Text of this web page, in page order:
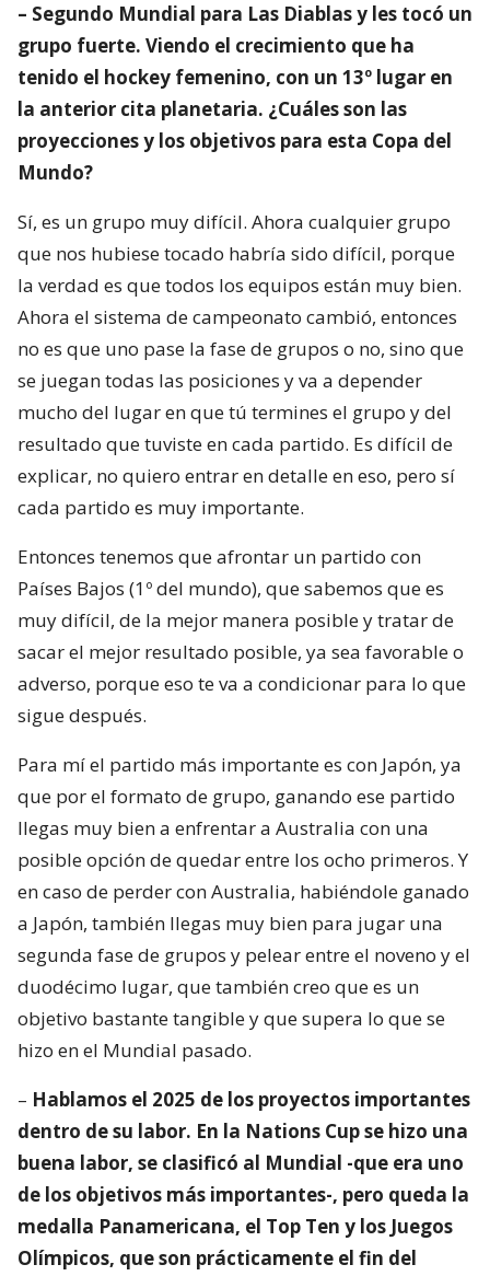
– Segundo Mundial para Las Diablas y les tocó un
grupo fuerte. Viendo el crecimiento que ha
tenido el hockey femenino, con un 13º lugar en
la anterior cita planetaria. ¿Cuáles son las
proyecciones y los objetivos para esta Copa del
Mundo?
Sí, es un grupo muy difícil. Ahora cualquier grupo
que nos hubiese tocado habría sido difícil, porque
la verdad es que todos los equipos están muy bien.
Ahora el sistema de campeonato cambió, entonces
no es que uno pase la fase de grupos o no, sino que
se juegan todas las posiciones y va a depender
mucho del lugar en que tú termines el grupo y del
resultado que tuviste en cada partido. Es difícil de
explicar, no quiero entrar en detalle en eso, pero sí
cada partido es muy importante.
Entonces tenemos que afrontar un partido con
Países Bajos (1º del mundo), que sabemos que es
muy difícil, de la mejor manera posible y tratar de
sacar el mejor resultado posible, ya sea favorable o
adverso, porque eso te va a condicionar para lo que
sigue después.
Para mí el partido más importante es con Japón, ya
que por el formato de grupo, ganando ese partido
llegas muy bien a enfrentar a Australia con una
posible opción de quedar entre los ocho primeros. Y
en caso de perder con Australia, habiéndole ganado
a Japón, también llegas muy bien para jugar una
segunda fase de grupos y pelear entre el noveno y el
duodécimo lugar, que también creo que es un
objetivo bastante tangible y que supera lo que se
hizo en el Mundial pasado.
– Hablamos el 2025 de los proyectos importantes
dentro de su labor. En la Nations Cup se hizo una
buena labor, se clasificó al Mundial -que era uno
de los objetivos más importantes-, pero queda la
medalla Panamericana, el Top Ten y los Juegos
Olímpicos, que son prácticamente el fin del